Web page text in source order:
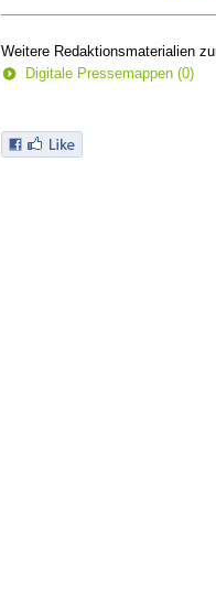
Weitere Redaktionsmaterialien
Digitale Pressemappen (0)